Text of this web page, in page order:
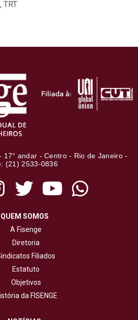
, TRT
17° andar - Centro - Rio de Janeiro -
(21) 2533-0836
QUEM SOMOS
A Fisenge
Diretoria
Filiados
Estatuto
Objetivos
da FISENGE